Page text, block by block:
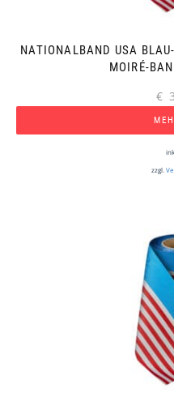
NATIONALBAND USA BLAU-
OIRÉ-
€
zzgl.